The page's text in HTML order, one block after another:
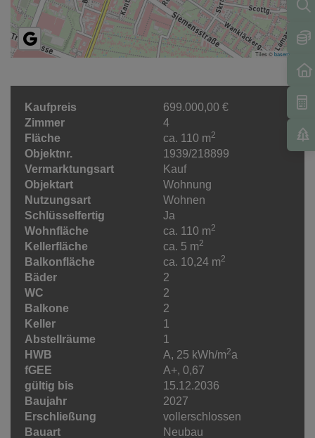
Tiles ©basemap.at
Kaufpreis
699.000,00 €
Zimmer
4
Fläche
ca. 110 m2
Objektnr.
1939/218899
Vermarktungsart
Kauf
Objektart
Wohnung
Nutzungsart
Wohnen
Schlüsselfertig
Ja
Wohnfläche
ca. 110 m2
Kellerfläche ca. 5 m2
Balkonfläche ca. 10,24 m2
Bäder
2
WC
2
Balkone
2
Keller
1
Abstellräume
1
HWB
A, 25 kWh/m2a
fGEE
A+, 0,67
gültig bis
15.12.2036
Baujahr
2027
Erschließung
vollerschlossen
Bauart
Neubau